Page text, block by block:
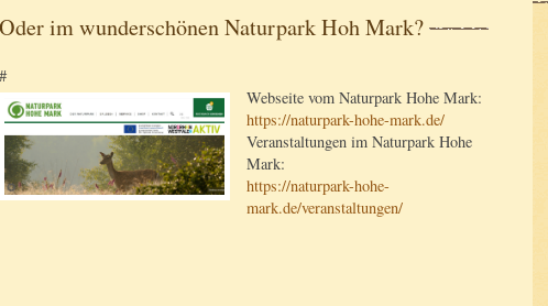
Oder im wunderschönen Naturpark Hoh Mark?
#
Webseite vom Naturpark Hohe Mark:
https://naturpark-hohe-mark.de/
Veranstaltungen im Naturpark Hohe
Mark:
https://naturpark-hohe-
mark.de/veranstaltungen/